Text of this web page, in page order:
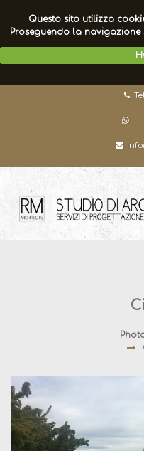
Questo sito utilizza
Proseguendo la